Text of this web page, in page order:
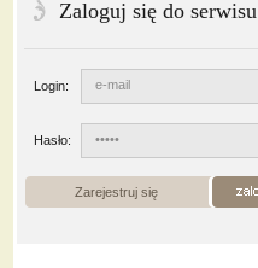
Zaloguj się do serwisu
Login:
Hasło:
Zarejestruj się